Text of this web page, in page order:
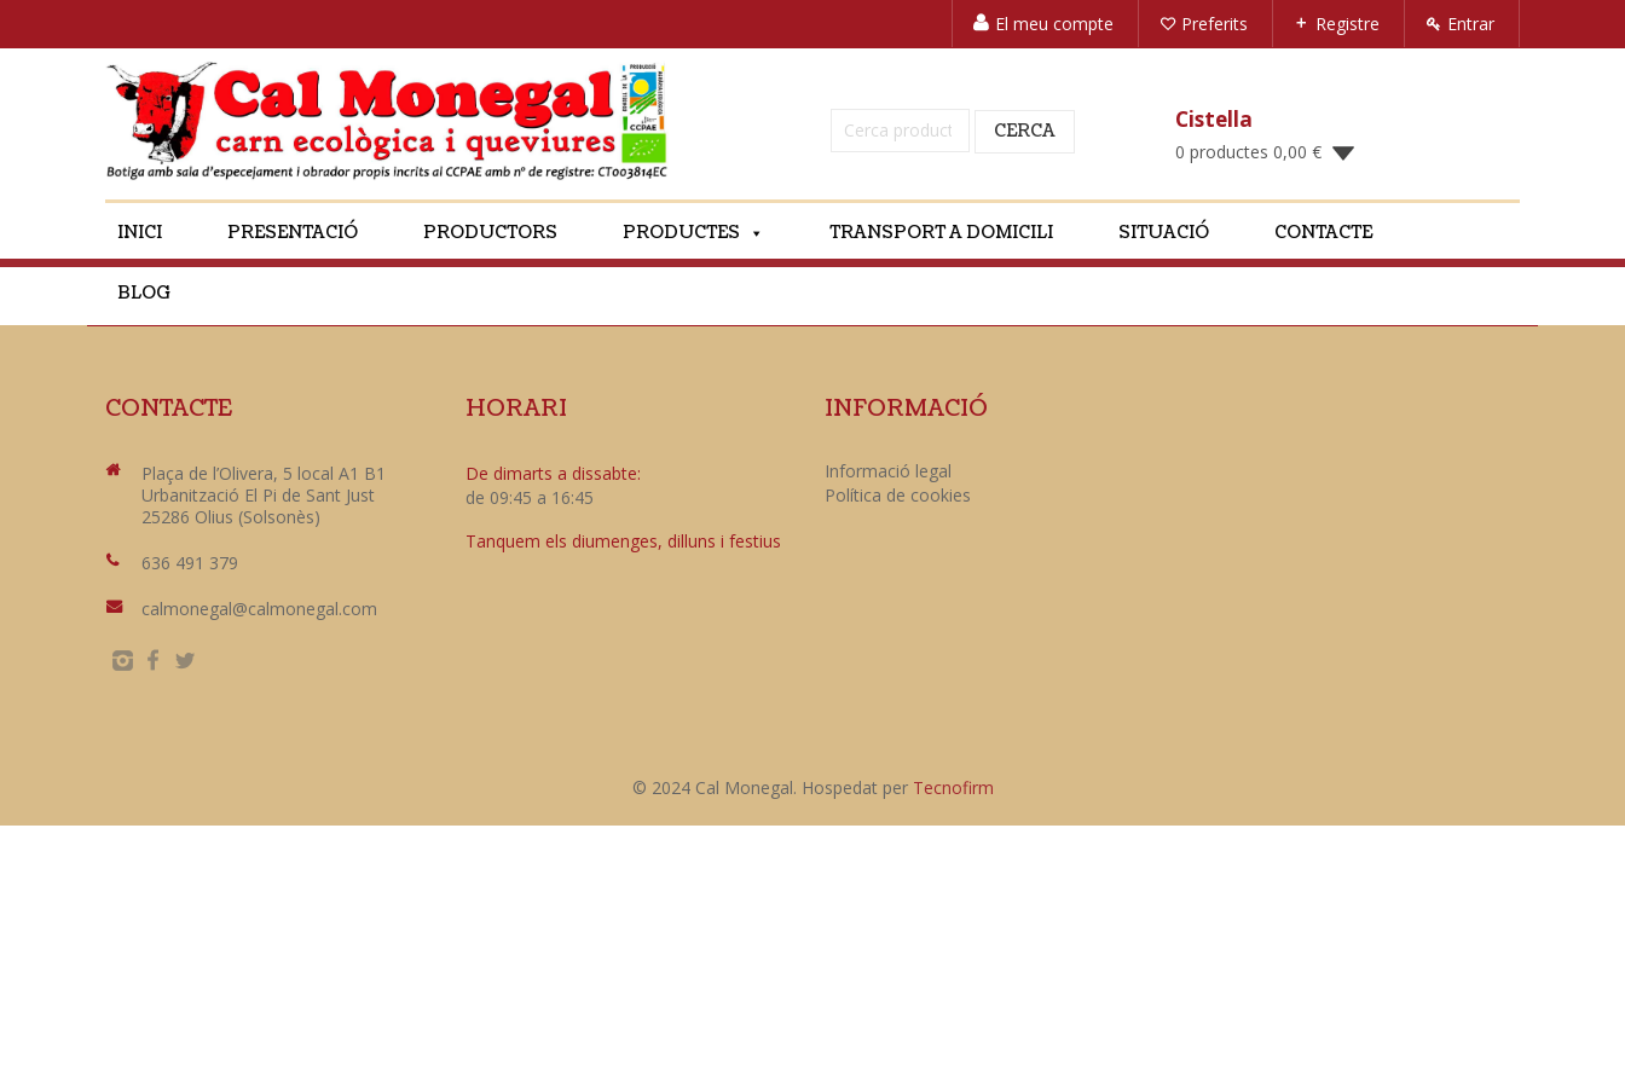
El meu compte Preferits Registre Entrar
Cerca: CERCA Cistella
0 productes 0,00 €
INICI PRESENTACIÓ PRODUCTORS PRODUCTES TRANSPORT A DOMICILI SITUACIÓ CONTACTE
BLOG
CONTACTE
Plaça de l’Olivera, 5 local A1 B1
Urbanització El Pi de Sant Just
25286 Olius (Solsonès)
636 491 379
calmonegal@calmonegal.com
HORARI
De dimarts a dissabte:
de 09:45 a 16:45
Tanquem els diumenges, dilluns i festius
INFORMACIÓ
Informació legal
Política de cookies
© 2024 Cal Monegal. Hospedat per Tecnofirm